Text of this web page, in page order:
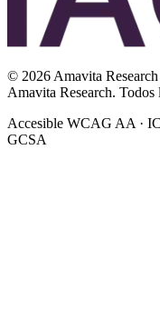
© 2026 Amavita
Amavita Research. Todos
Accesible WCAG AA ·
GCSA